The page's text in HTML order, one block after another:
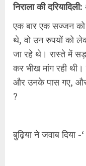
निराला की
एक बार एक सज्जन
थे, वो उन रुपयों को
जा रहे थे। रास्ते में
कर भीख मांग रही
और उनके पास गए, और
?
बुढ़िया ने जवाब दिया